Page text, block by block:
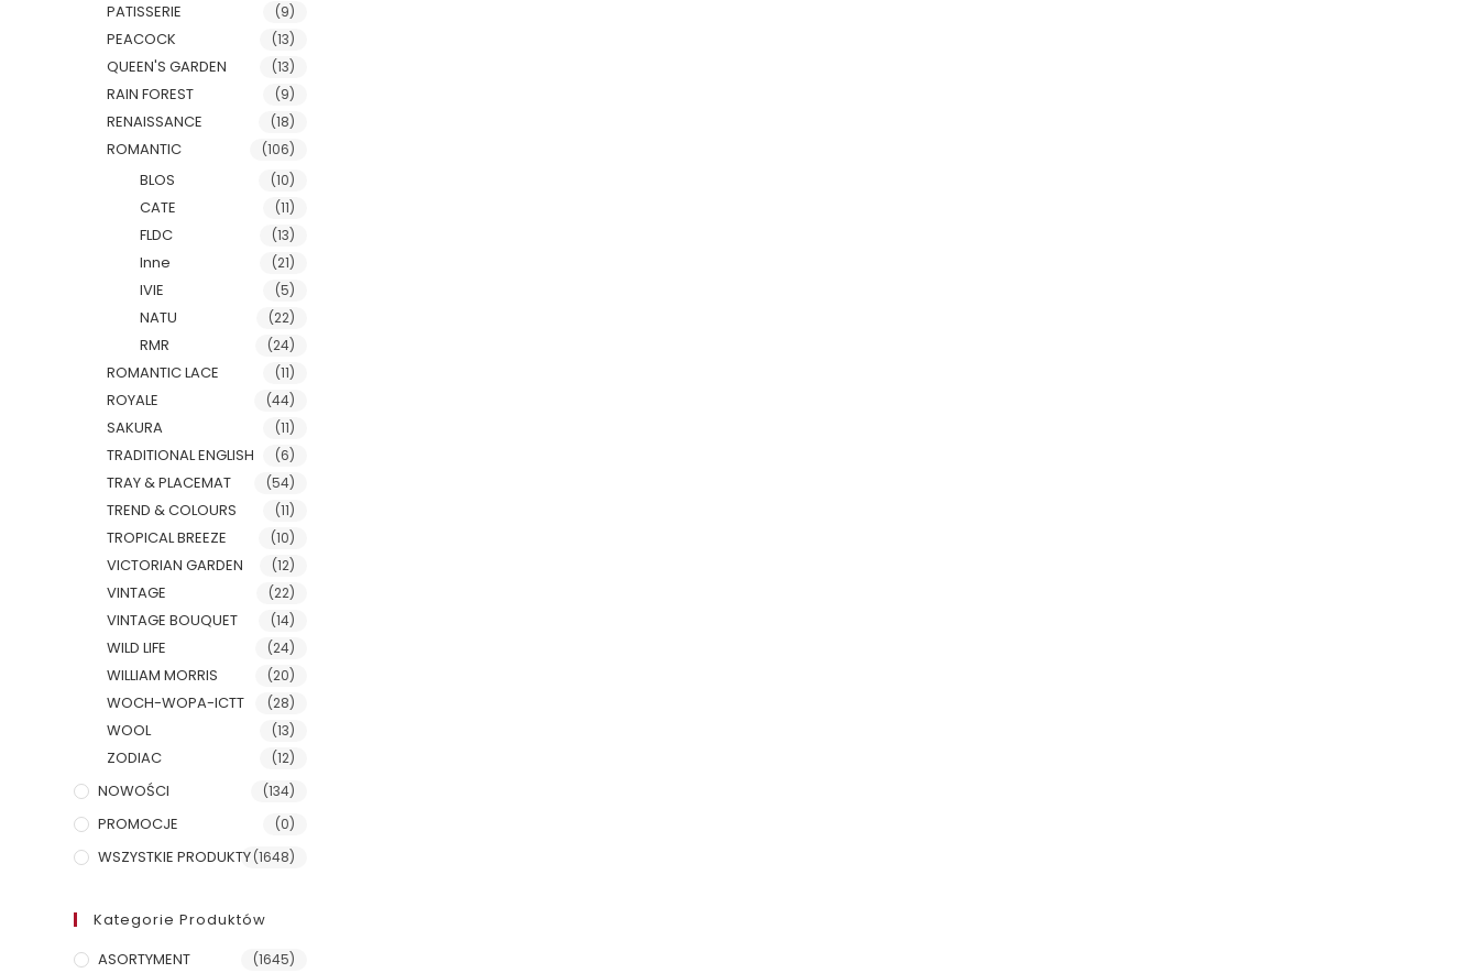
PATISSERIE (9)
PEACOCK (13)
QUEEN'S GARDEN (13)
RAIN FOREST (9)
RENAISSANCE (18)
ROMANTIC (106)
BLOS (10)
CATE (11)
FLDC (13)
Inne (21)
IVIE (5)
NATU (22)
RMR (24)
ROMANTIC LACE (11)
ROYALE (44)
SAKURA (11)
TRADITIONAL ENGLISH (6)
TRAY & PLACEMAT (54)
TREND & COLOURS (11)
TROPICAL BREEZE (10)
VICTORIAN GARDEN (12)
VINTAGE (22)
VINTAGE BOUQUET (14)
WILD LIFE (24)
WILLIAM MORRIS (20)
WOCH-WOPA-ICTT (28)
WOOL (13)
ZODIAC (12)
NOWOŚCI (134)
PROMOCJE (0)
WSZYSTKIE PRODUKTY(1648)
Kategorie Produktów
ASORTYMENT
(1645)